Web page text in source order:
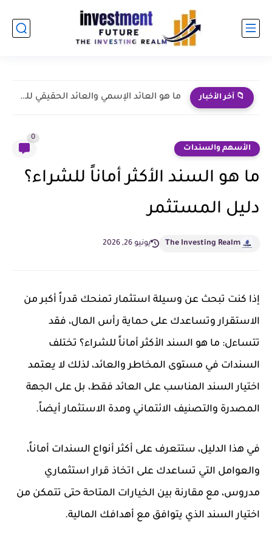
📁 آخر الأخبار نجاحات طارق نور | من الإعلانات إلى الاستثمار الإعلامي
الأسهم والسندات
0
ما هو السند الأكثر أماناً للشراء؟
دليل المستثمر
The Investing Realm يونيو 26, 2026
إذا كنت تبحث عن وسيلة استثمار تمنحك قدراً أكبر من
الاستقرار وتساعدك على حماية رأس المال، فقد
تتساءل: ما هو السند الأكثر أماناً للشراء؟ تختلف
السندات في مستوى المخاطر والعائد، لذلك لا يعتمد
اختيار السند المناسب على العائد فقط، بل على الجهة
المصدرة والتصنيف الائتماني ومدة الاستثمار أيضاً.
في هذا الدليل، ستتعرف على أكثر أنواع السندات أماناً،
والعوامل التي تساعدك على اتخاذ قرار استثماري
مدروس، مع مقارنة بين الخيارات المتاحة حتى تتمكن من
اختيار السند الذي يتوافق مع أهدافك المالية.